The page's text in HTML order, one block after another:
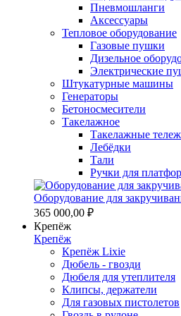
Пневмошланги
Аксессуары
Тепловое оборудование
Газовые пушки
Дизельное
Электрические
Штукатурные машины
Генераторы
Бетоносмесители
Такелажное
Такелажные
Лебёдки
Тали
Ручки для
Оборудование для
365 000,00 ₽
Крепёж
Крепёж
Крепёж Lixie
Дюбель - гвозди
Дюбеля для утеплителя
Клипсы, держатели
Для газовых пистолетов